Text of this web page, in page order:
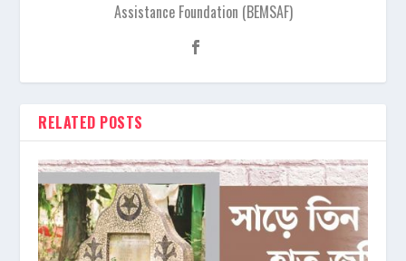
Assistance Foundation (BEMSAF)
RELATED POSTS